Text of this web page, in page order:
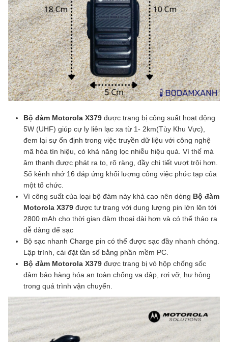
Bộ đàm Motorola X379 được trang bị công suất hoạt động
5W (UHF) giúp cự ly liên lạc xa từ 1- 2km(Tùy Khu Vực),
đem lại sự ổn định trong việc truyền dữ liệu với công nghệ
mã hóa tín hiệu, có khả năng lọc nhiễu hiệu quả. Vì thế mà
âm thanh được phát ra to, rõ ràng, đầy chi tiết vượt trội hơn.
Số kênh nhớ 16 đáp ứng khối lượng công việc phức tạp của
một tổ chức.
Vì công suất của loại bộ đàm này khá cao nên dòng Bộ đàm
Motorola X379 được tư trang với dung lượng pin lớn lên tới
2800 mAh cho thời gian đàm thoại dài hơn và có thể tháo ra
dễ dàng để sạc
Bộ sạc nhanh Charge pin có thể được sạc đầy nhanh chóng.
Lập trình, cài đặt tần số bằng phần mềm PC.
Bộ đàm Motorola X379 được trang bị vỏ hộp chống sốc
đảm bảo hàng hóa an toàn chống va đập, rơi vỡ, hư hỏng
trong quá trình vận chuyển.